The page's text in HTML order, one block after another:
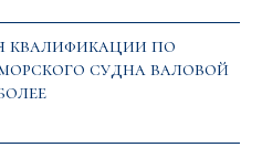
по
судна валовой